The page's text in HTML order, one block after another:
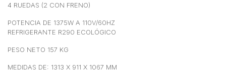
4 RUEDAS (2 CON FRENO)
POTENCIA DE 1375W A 110V/60HZ
REFRIGERANTE R290 ECOLÓGICO
PESO NETO 157 KG
MEDIDAS DE: 1313 X 911 X 1067 MM